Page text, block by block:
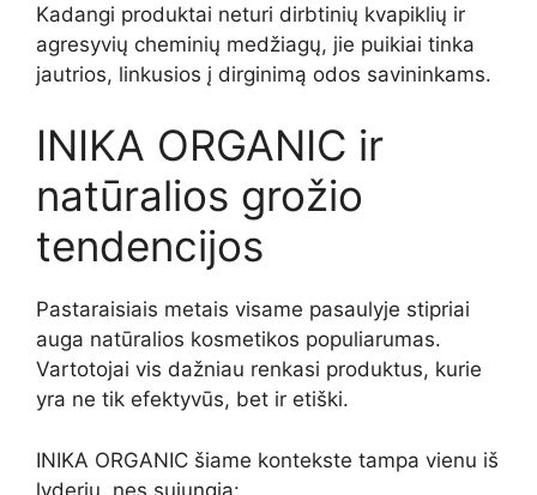
Kadangi produktai neturi dirbtinių kvapiklių ir
agresyvių cheminių medžiagų, jie puikiai tinka
jautrios, linkusios į dirginimą odos savininkams.
INIKA ORGANIC ir
natūralios grožio
tendencijos
Pastaraisiais metais visame pasaulyje stipriai
auga natūralios kosmetikos populiarumas.
Vartotojai vis dažniau renkasi produktus, kurie
yra ne tik efektyvūs, bet ir etiški.
INIKA ORGANIC šiame kontekste tampa vienu iš
lyderių, nes sujungia: